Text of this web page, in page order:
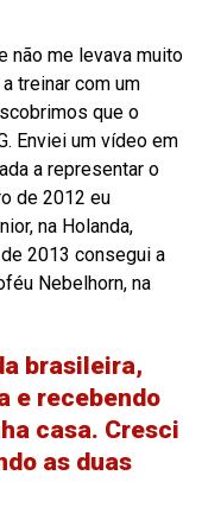
não me levava muito
treinar com um
que o
Enviei um vídeo em
a representar o
de 2012 eu
na Holanda,
2013 consegui a
Nebelhorn, na
brasileira,
e recebendo
casa. Cresci
as duas